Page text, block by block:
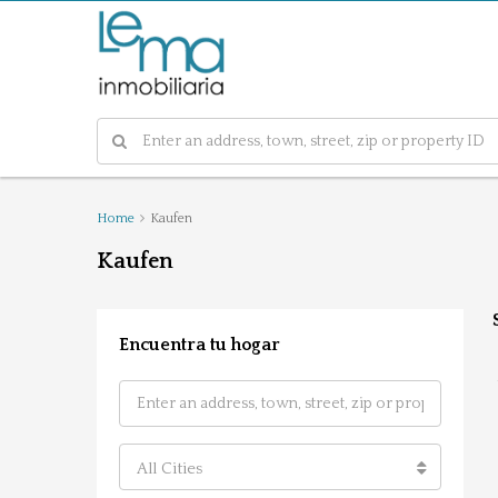
Home Kaufen
Kaufen
Encuentra tu hogar
All Cities